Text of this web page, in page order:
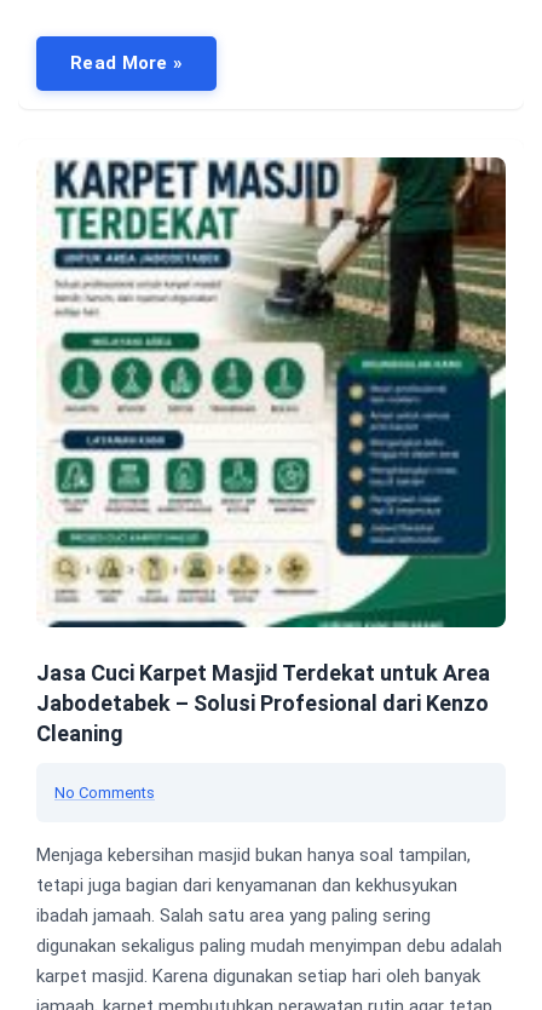
Read More »
Jasa Cuci Karpet Masjid Terdekat untuk Area
Jabodetabek – Solusi Profesional dari Kenzo
Cleaning
No Comments
Menjaga kebersihan masjid bukan hanya soal tampilan,
tetapi juga bagian dari kenyamanan dan kekhusyukan
ibadah jamaah. Salah satu area yang paling sering
digunakan sekaligus paling mudah menyimpan debu adalah
karpet masjid. Karena digunakan setiap hari oleh banyak